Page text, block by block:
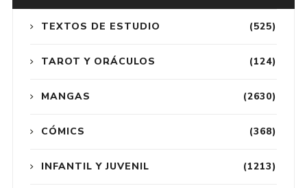
(525)
TEXTOS DE ESTUDIO
(124)
TAROT Y ORÁCULOS
(2630)
MANGAS
(368)
CÓMICS
(1213)
INFANTIL Y JUVENIL